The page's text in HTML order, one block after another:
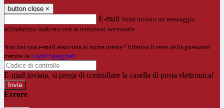
button close ×
E-mail Verrà inviato un messaggio
all'indirizzo indicato con le istruzioni necessarie.
Non hai una e-mail associata al nome utente? Effettua il reset della password
tramite la Login Spaggiari
E-mail inviata, si prega di controllare la casella di posta elettronica!
Errore